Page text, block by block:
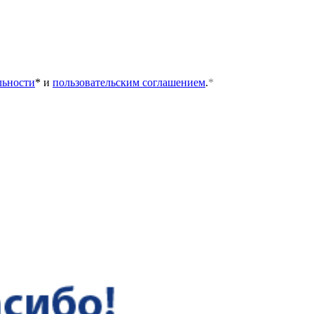
* и пользовательским соглашением.*